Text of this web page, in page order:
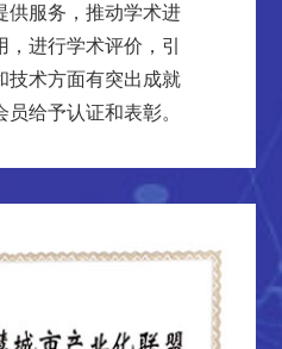
供服务，推动学术进
进行学术评价，引
技术方面有突出成就
给予认证和表彰。